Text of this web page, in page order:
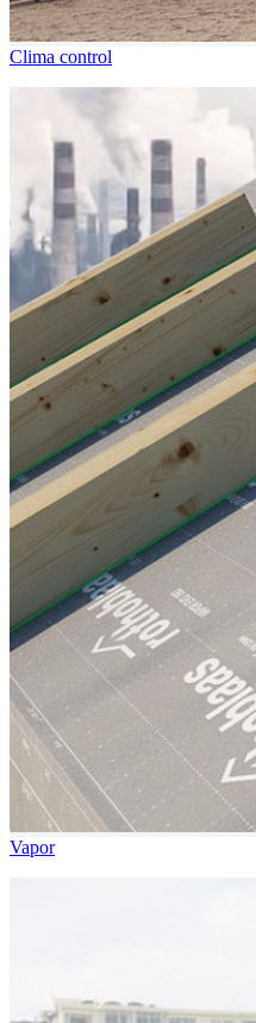
Clima control
Vapor